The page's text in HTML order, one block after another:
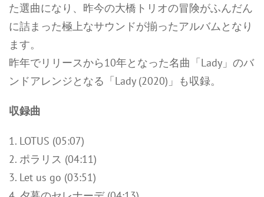
た選曲になり、昨今の大橋トリオの冒険がふんだん
に詰まった極上なサウンドが揃ったアルバムとなり
ます。
昨年でリリースから10年となった名曲「Lady」のバ
ンドアレンジとなる「Lady (2020)」も収録。
収録曲
1. LOTUS (05:07)
2. ポラリス (04:11)
3. Let us go (03:51)